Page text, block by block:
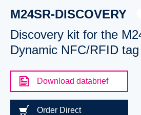
Pleaselog into show your saved
M24SR-DISCOVERY
Discovery kit for the
Dynamic NFC/RFID tag
Download databrief
Order Direct